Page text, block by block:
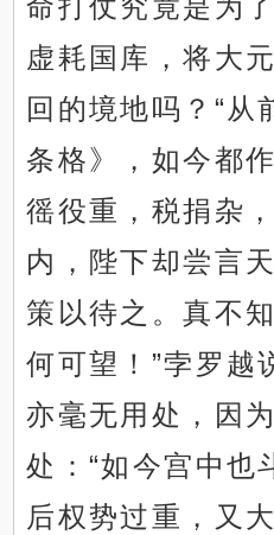
命打仗究竟是为
虚耗国库，将大
回的境地吗？“从
条格》，如今都
徭役重，税捐杂
内，陛下却尝言
策以待之。真不
何可望！”孛罗越
亦毫无用处，因
处：“如今宫中也
后权势过重，又